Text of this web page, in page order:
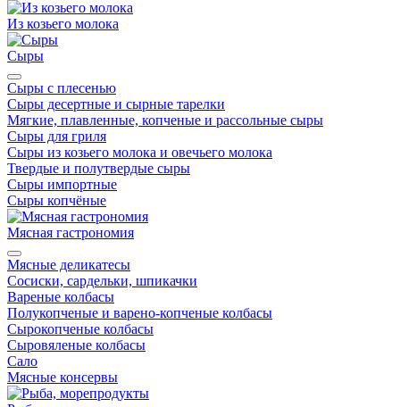
Из козьего молока
Сыры
Сыры с плесенью
Сыры десертные и сырные тарелки
Мягкие, плавленные, копченые и рассольные сыры
Сыры для гриля
Сыры из козьего молока и овечьего молока
Твердые и полутвердые сыры
Сыры импортные
Сыры копчёные
Мясная гастрономия
Мясные деликатесы
Сосиски, сардельки, шпикачки
Вареные колбасы
Полукопченые и варено-копченые колбасы
Сырокопченые колбасы
Сыровяленые колбасы
Сало
Мясные консервы